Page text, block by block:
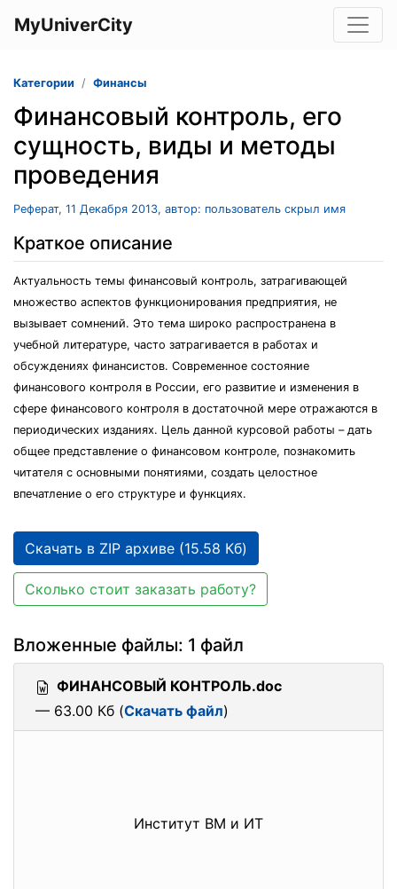
MyUniverCity
Категории Финансы
Финансовый контроль, его
сущность, виды и методы
проведения
Реферат, 11 Декабря 2013, автор: пользователь скрыл имя
Краткое описание
Актуальность темы финансовый контроль, затрагивающей
множество аспектов функционирования предприятия, не
вызывает сомнений. Это тема широко распространена в
учебной литературе, часто затрагивается в работах и
обсуждениях финансистов. Современное состояние
финансового контроля в России, его развитие и изменения в
сфере финансового контроля в достаточной мере отражаются в
периодических изданиях. Цель данной курсовой работы – дать
общее представление о финансовом контроле, познакомить
читателя с основными понятиями, создать целостное
впечатление о его структуре и функциях.
Скачать в ZIP архиве (15.58 Кб)
Сколько стоит заказать работу?
Вложенные файлы: 1 файл
ФИНАНСОВЫЙ КОНТРОЛЬ.doc
— 63.00 Кб (Скачать файл)
Институт ВМ и ИТ